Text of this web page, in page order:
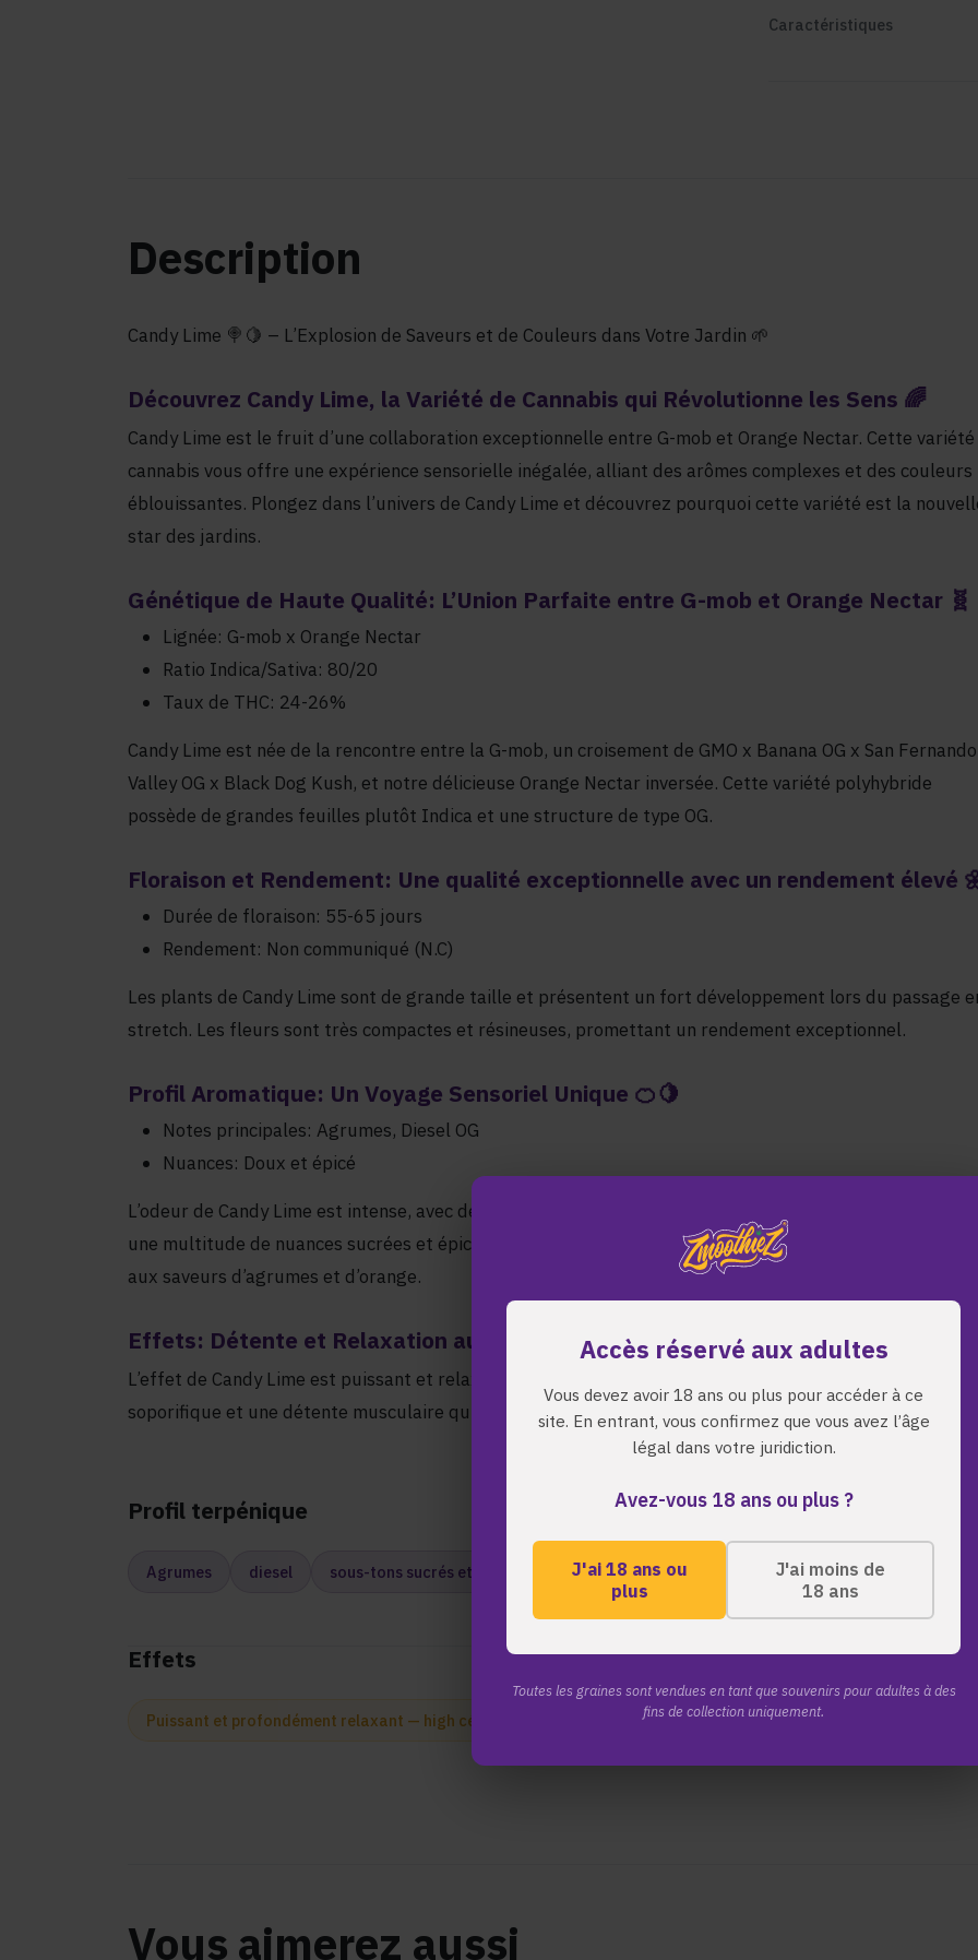
Accès réservé aux adultes
Vous devez avoir 18 ans ou plus pour accéder à ce
site. En entrant, vous confirmez que vous avez l’âge
légal dans votre juridiction.
Avez-vous 18 ans ou plus ?
J'ai 18 ans ou
plus
J'ai moins de
18 ans
Toutes les graines sont vendues en tant que souvenirs pour adultes à des
fins de collection uniquement.
Caractéristiques
Description
Candy Lime 🍭🍋 – L’Explosion de Saveurs et de Couleurs dans Votre Jardin 🌱
Découvrez Candy Lime, la Variété de Cannabis qui Révolutionne les Sens 🌈
Candy Lime est le fruit d’une collaboration exceptionnelle entre G-mob et Orange Nectar. Cette
cannabis vous offre une expérience sensorielle inégalée, alliant des arômes complexes et des couleurs
éblouissantes. Plongez dans l’univers de Candy Lime et découvrez pourquoi cette variété est la
star des jardins.
Génétique de Haute Qualité: L’Union Parfaite entre G-mob et Orange Nectar 🧬
Lignée: G-mob x Orange Nectar
Ratio Indica/Sativa: 80/20
Taux de THC: 24-26%
Candy Lime est née de la rencontre entre la G-mob, un croisement de GMO x Banana OG x San Fernando
Valley OG x Black Dog Kush, et notre délicieuse Orange Nectar inversée. Cette variété polyhybride
possède de grandes feuilles plutôt Indica et une structure de type OG.
Floraison et Rendement: Une qualité exceptionnelle avec un rendement élevé
Durée de floraison: 55-65 jours
Rendement: Non communiqué (N.C)
Les plants de Candy Lime sont de grande taille et présentent un fort développement lors du passage
stretch. Les fleurs sont très compactes et résineuses, promettant un rendement exceptionnel.
Profil Aromatique: Un Voyage Sensoriel Unique 🍊🍋
Notes principales: Agrumes, Diesel OG
Nuances: Doux et épicé
L’odeur de Candy Lime est intense, avec des notes dominantes d’agrumes et de Diesel OG, complétées
une multitude de nuances sucrées et épicées. Vous serez également séduit par ses terpènes
aux saveurs d’agrumes et d’orange.
Effets: Détente et Relaxation au Rendez-vous 😌💤
L’effet de Candy Lime est puissant et relaxant. Après un high très agréable, vous ressentirez un effet
soporifique et une détente musculaire qui vous apaiseront après une journée difficile.
Profil terpénique
Agrumes diesel sous-tons sucrés et épicés orange
Effets
Puissant et profondément relaxant — high cérébral agréable évoluant vers une relaxation corporelle apaisante
Vous aimerez aussi